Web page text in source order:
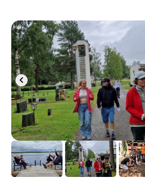
chevron_left